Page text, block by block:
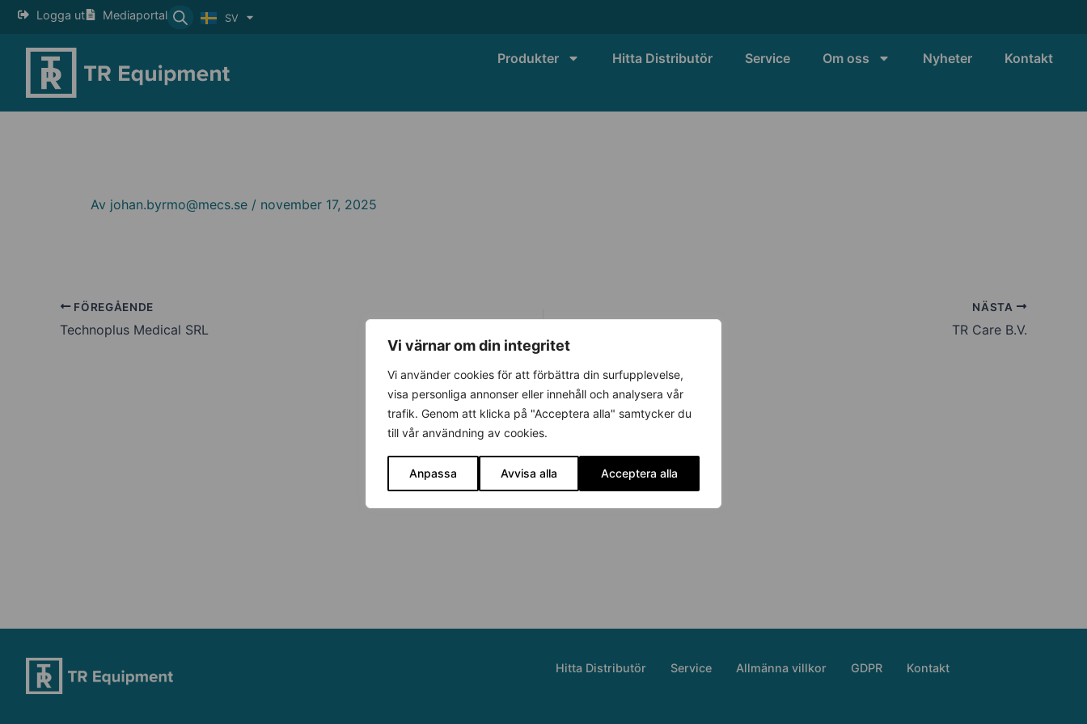
Vi värnar om din integritet
Vi använder cookies för att förbättra din surfupplevelse,
visa personliga annonser eller innehåll och analysera vår
trafik. Genom att klicka på "Acceptera alla" samtycker du
till vår användning av cookies.
Anpassa Avvisa alla Acceptera alla
Hoppa
innehåll
Logga ut Mediaportal SV
EN
Produkter Hitta Distributör Service Om oss Nyheter Kontakt
Av johan.byrmo@mecs.se / november 17, 2025
FÖREGÅENDE
Technoplus Medical SRL
NÄSTA
TR Care B.V.
Hitta Distributör Service Allmänna villkor GDPR Kontakt